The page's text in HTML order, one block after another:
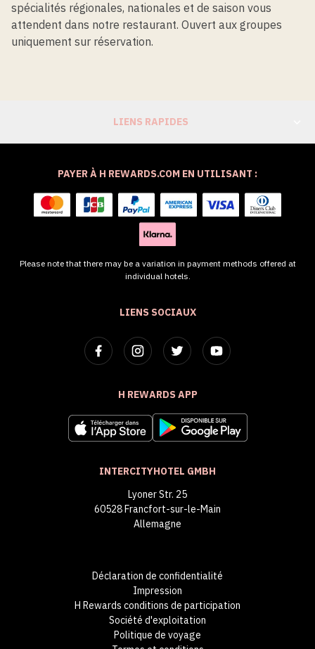
spécialités régionales, nationales et de saison vous
attendent dans notre restaurant. Ouvert aux groupes
uniquement sur réservation.
LIENS RAPIDES
LIENS SOCIAUX
H REWARDS APP
INTERCITYHOTEL GMBH
Lyoner Str. 25
60528 Francfort-sur-le-Main
Allemagne
PAYER À H REWARDS.COM EN UTILISANT :
Please note that there may be a variation in payment methods offered at
individual hotels.
Déclaration de confidentialité
Impression
H Rewards conditions de participation
Société d'exploitation
Politique de voyage